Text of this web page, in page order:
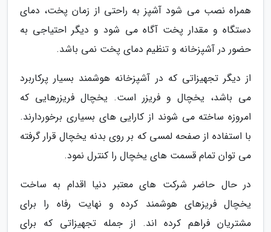
همراه نصب می شود آشپز به راحتی از زمان پخت، دمای
دستگاه و مقدار پخت آگاه می شود و دیگر احتیاجی به
حضور در آشپزخانه و تنظیم دمای پخت نمی باشد.
از دیگر تجهیزاتی که در آشپزخانه هوشمند بسیار پرکاربرد
می باشد، یخچال و فریزر است. یخچال فریزرهایی که
امروزه ساخته می شوند از کارایی های بسیاری برخوردارند.
با استفاده از صفحه لمسی که بر روی بدنه یخچال قرار گرفته
می توان تمام قسمت های یخچال را کنترل نمود.
در حال حاضر شرکت های معتبر دنیا اقدام به ساخت
یخچال فریزهای هوشمند کرده و نهایت رفاه را برای
مشتریان فراهم کرده اند. از جمله تجهیزاتی که برای